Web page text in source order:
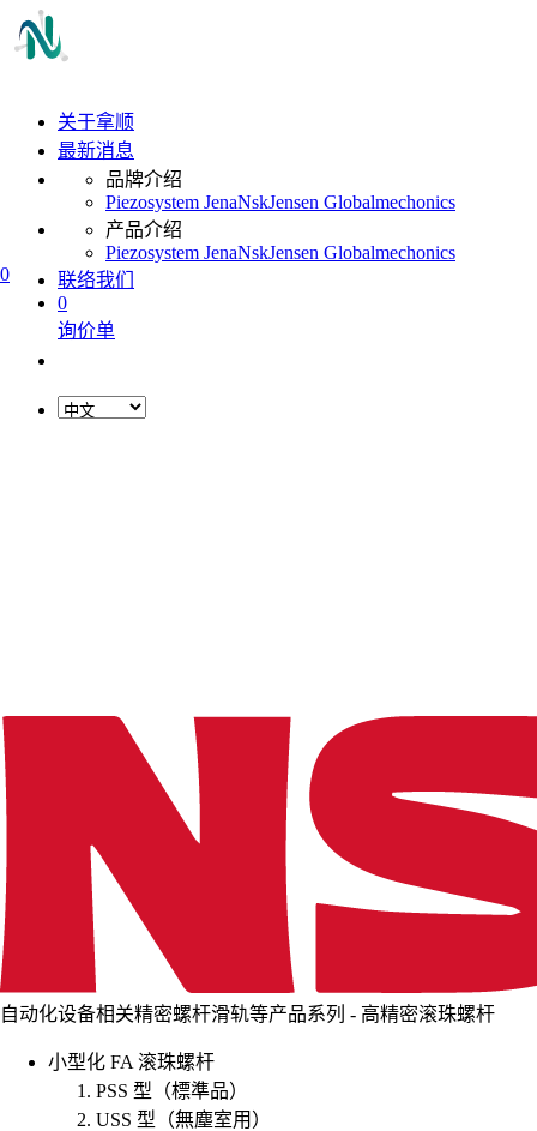
0
关于拿顺
最新消息
品牌介绍
Piezosystem JenaNskJensen Globalmechonics
产品介绍
Piezosystem JenaNskJensen Globalmechonics
联络我们
0
询价单
自动化设备相关精密螺杆滑轨等产品系列 - 高精密滚珠螺杆
小型化 FA 滚珠螺杆
PSS 型（標準品）
USS 型（無塵室用）